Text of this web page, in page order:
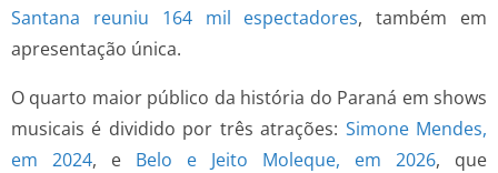
Santana reuniu 164 mil espectadores, também em
apresentação única.
O quarto maior público da história do Paraná em shows
musicais é dividido por três atrações: Simone Mendes,
em 2024, e Belo e Jeito Moleque, em 2026, que